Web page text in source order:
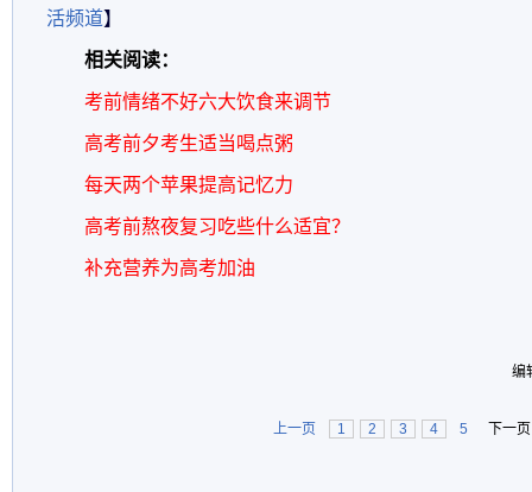
活频道】
相关阅读：
考前情绪不好六大饮食来调节
高考前夕考生适当喝点粥
每天两个苹果提高记忆力
高考前熬夜复习吃些什么适宜？
补充营养为高考加油
编
上一页 1 2 3 4 5 下一页